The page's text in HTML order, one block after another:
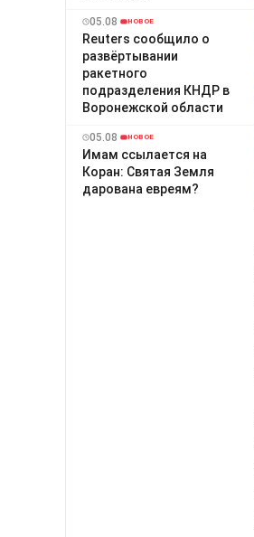
05.08 НОВОЕ
Reuters сообщило о
развёртывании
ракетного
подразделения КНДР в
Воронежской области
05.08 НОВОЕ
Имам ссылается на
Коран: Святая Земля
дарована евреям?